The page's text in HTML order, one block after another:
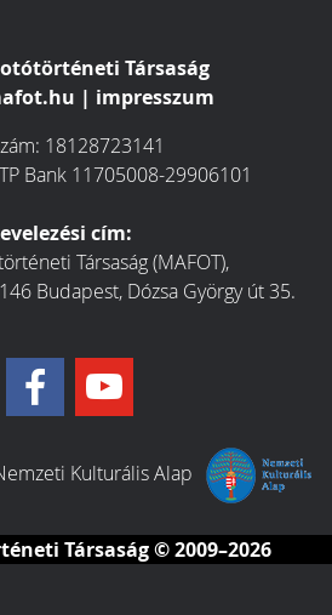
Társaság
| impresszum
18128723141
Bank 11705008-29906101
cím:
Társaság (MAFOT),
Budapest, Dózsa György út 35.
Kulturális Alap
Társaság© 2009–2026